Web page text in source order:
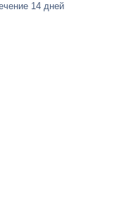
14 дней